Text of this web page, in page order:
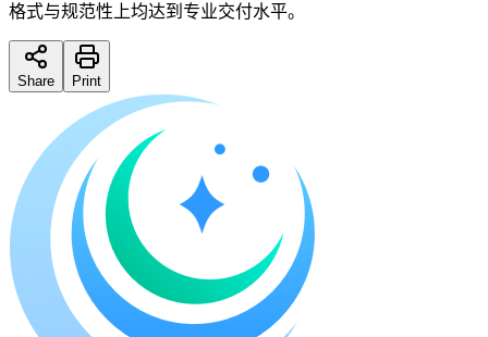
格式与规范性上均达到专业交付水平。
Share Print